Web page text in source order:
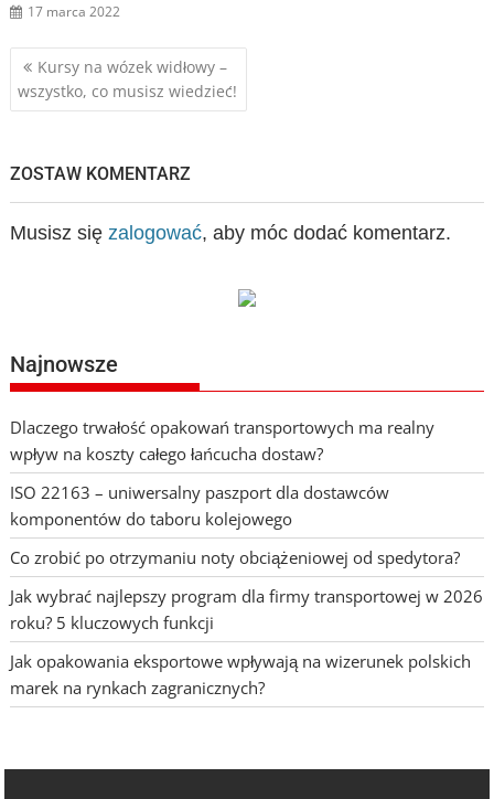
17 marca 2022
Nawigacja
wpisu
Kursy na wózek widłowy –
wszystko, co musisz wiedzieć!
ZOSTAW KOMENTARZ
Musisz się zalogować, aby móc dodać komentarz.
Najnowsze
Dlaczego trwałość opakowań transportowych ma realny
wpływ na koszty całego łańcucha dostaw?
ISO 22163 – uniwersalny paszport dla dostawców
komponentów do taboru kolejowego
Co zrobić po otrzymaniu noty obciążeniowej od spedytora?
Jak wybrać najlepszy program dla firmy transportowej w 2026
roku? 5 kluczowych funkcji
Jak opakowania eksportowe wpływają na wizerunek polskich
marek na rynkach zagranicznych?